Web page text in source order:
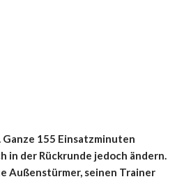
155 Einsatzminuten
in der Rückrunde jedoch ändern.
Außenstürmer, seinen Trainer